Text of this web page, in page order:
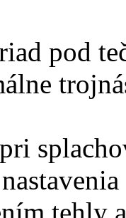
pod
tehly